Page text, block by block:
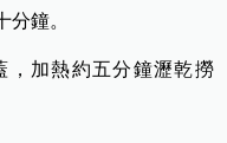
鐘。
，加熱約五分鐘瀝乾撈